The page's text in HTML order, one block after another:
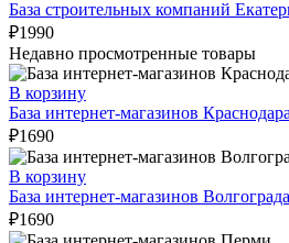
База строительных компаний
₽1990
Недавно просмотренные товары
В корзину
База интернет-магазинов Краснодара
₽1690
В корзину
База интернет-магазинов Волгограда
₽1690